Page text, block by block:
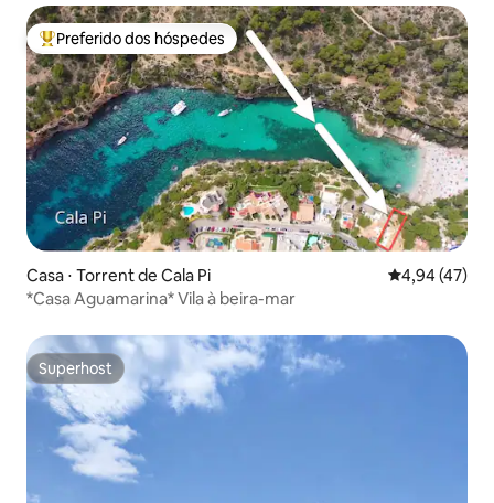
Entre os melhores preferidos dos hóspedes
Preferido dos hóspedes
Casa ⋅ Torrent de Cala Pi 4,94 de uma
4,94 (47)
*Casa Aguamarina* Vila à beira-mar
Superhost
Superhost